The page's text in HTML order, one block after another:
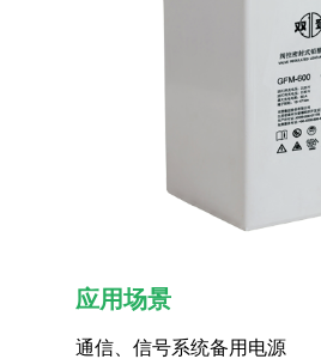
应用场景
通信、信号系统备用电源